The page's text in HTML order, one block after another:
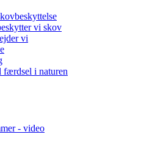
vi skov
vi
færdsel i naturen
- video